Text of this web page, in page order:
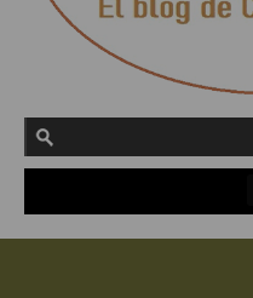
Actualidad y